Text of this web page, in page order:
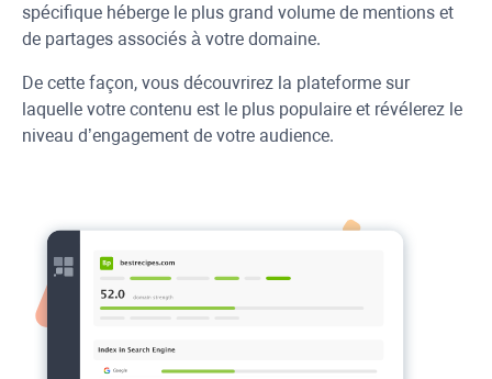
spécifique héberge le plus grand volume de mentions et
de partages associés à votre domaine.
De cette façon, vous découvrirez la plateforme sur
laquelle votre contenu est le plus populaire et révélerez le
niveau d’engagement de votre audience.